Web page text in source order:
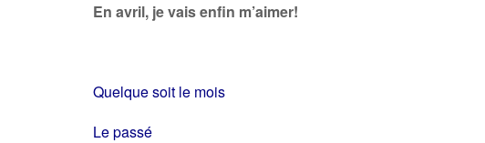
En avril, je vais enfin m’aimer!
Quelque soit le mois
Le passé